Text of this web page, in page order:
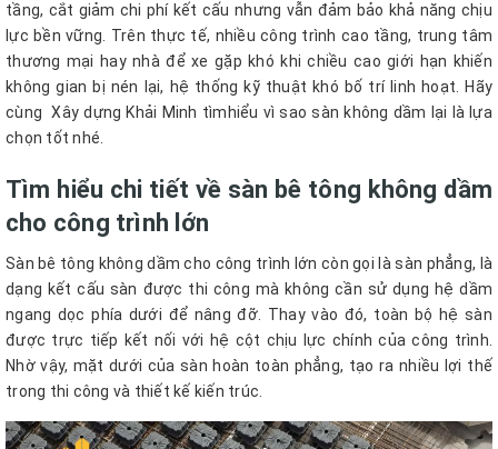
tầng, cắt giảm chi phí kết cấu nhưng vẫn đảm bảo khả năng chịu
lực bền vững. Trên thực tế, nhiều công trình cao tầng, trung tâm
thương mại hay nhà để xe gặp khó khi chiều cao giới hạn khiến
không gian bị nén lại, hệ thống kỹ thuật khó bố trí linh hoạt. Hãy
cùng Xây dựng Khải Minh tìmhiểu vì sao sàn không dầm lại là lựa
chọn tốt nhé.
Tìm hiểu chi tiết về sàn bê tông không dầm
cho công trình lớn
Sàn bê tông không dầm cho công trình lớn còn gọi là sàn phẳng, là
dạng kết cấu sàn được thi công mà không cần sử dụng hệ dầm
ngang dọc phía dưới để nâng đỡ. Thay vào đó, toàn bộ hệ sàn
được trực tiếp kết nối với hệ cột chịu lực chính của công trình.
Nhờ vậy, mặt dưới của sàn hoàn toàn phẳng, tạo ra nhiều lợi thế
trong thi công và thiết kế kiến trúc.